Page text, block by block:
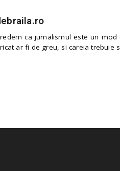
ca jurnalismul este un
ar fi de greu, si careia trebuie